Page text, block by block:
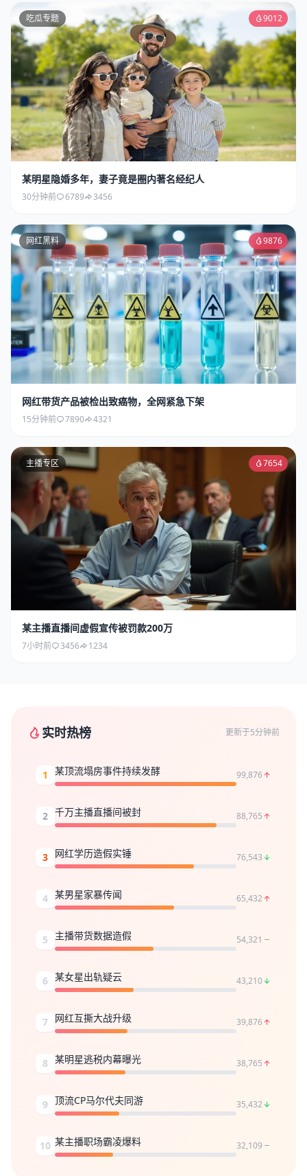
吃瓜专题 9012
某明星隐婚多年，妻子竟是圈内著名经纪人
30分钟前 6789 3456
网红黑料 9876
网红带货产品被检出致癌物，全网紧急下架
15分钟前 7890 4321
主播专区 7654
某主播直播间虚假宣传被罚款200万
7小时前 3456 1234
实时热榜 更新于5分钟前
1 某顶流塌房事件持续发酵 99,876
2 千万主播直播间被封 88,765
3 网红学历造假实锤 76,543
4 某男星家暴传闻 65,432
5 主播带货数据造假 54,321
6 某女星出轨疑云 43,210
7 网红互撕大战升级 39,876
8 某明星逃税内幕曝光 38,765
9 顶流CP马尔代夫同游 35,432
10 某主播职场霸凌爆料 32,109